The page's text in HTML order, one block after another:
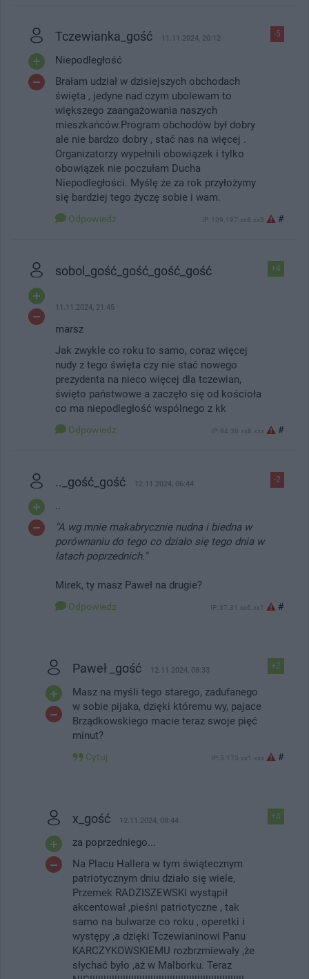
-5
Tczewianka_gość 11.11.2024, 20:12
Niepodległość
Brałam udział w dzisiejszych obchodach
święta , jedyne nad czym ubolewam to
większego zaangażowania naszych
mieszkańców.Program obchodów był dobry
ale nie bardzo dobry , stać nas na więcej .
Organizatorzy wypełnili obowiązek i tylko
obowiązek nie poczułam Ducha
Niepodległości. Myślę że za rok przyłożymy
się bardziej tego życzę sobie i wam.
Odpowiedz IP: 109.197.xx8.xx3 #
+4
sobol_gość_gość_gość_gość
11.11.2024, 21:45
marsz
Jak zwykle co roku to samo, coraz więcej
nudy z tego święta czy nie stać nowego
prezydenta na nieco więcej dla tczewian,
święto państwowe a zaczęło się od kościoła
co ma niepodległość wspólnego z kk
Odpowiedz IP: 84.38.xx8.xxx #
-2
.._gość_gość 12.11.2024, 06:44
..
"A wg mnie makabrycznie nudna i biedna w
porównaniu do tego co działo się tego dnia w
latach poprzednich."
Mirek, ty masz Paweł na drugie?
Odpowiedz IP: 37.31.xx6.xx1 #
+2
Paweł _gość 12.11.2024, 08:33
Masz na myśli tego starego, zadufanego
w sobie pijaka, dzięki któremu wy, pajace
Brządkowskiego macie teraz swoje pięć
minut?
Cytuj IP: 5.173.xx1.xxx #
+4
x_gość 12.11.2024, 08:44
za poprzedniego...
Na Placu Hallera w tym świątecznym
patriotycznym dniu działo się wiele,
Przemek RADZISZEWSKI wystąpił
akcentował ,pieśni patriotyczne , tak
samo na bulwarze co roku , operetki i
występy ,a dzięki Tczewianinowi Panu
KARCZYKOWSKIEMU rozbrzmiewały ,że
słychać było ,aż w Malborku. Teraz